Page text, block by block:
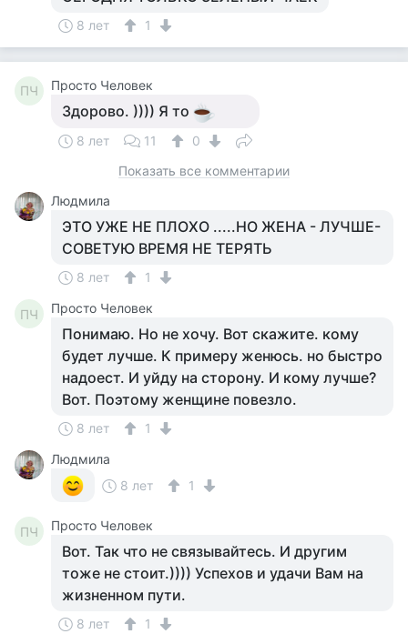
8 лет 1
ПЧ Просто Человек
Здорово. )))) Я то
8 лет 11
0
Показать все комментарии
Людмила
ЭТО УЖЕ НЕ ПЛОХО .....НО ЖЕНА - ЛУЧШЕ-
СОВЕТУЮ ВРЕМЯ НЕ ТЕРЯТЬ
8 лет 1
ПЧ Просто Человек
Понимаю. Но не хочу. Вот скажите. кому
будет лучше. К примеру женюсь. но быстро
надоест. И уйду на сторону. И кому лучше?
Вот. Поэтому женщине повезло.
8 лет
1
Людмила
8 лет
1
ПЧ Просто Человек
Вот. Так что не связывайтесь. И другим
тоже не стоит.)))) Успехов и удачи Вам на
жизненном пути.
8 лет 1